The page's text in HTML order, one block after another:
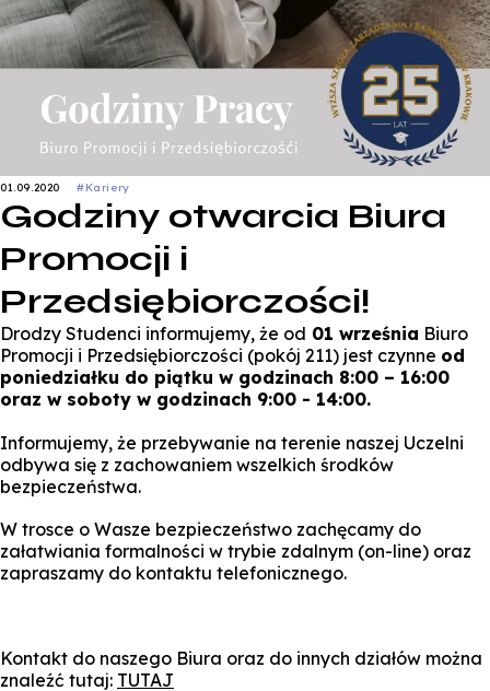
Biznes
Zapisz się na studia
01.09.2020 #Kariery
Godziny otwarcia Biura
Promocji i
Przedsiębiorczości!
Drodzy Studenci informujemy, że od 01 września Biuro
Promocji i Przedsiębiorczości (pokój 211) jest czynne od
poniedziałku do piątku w godzinach 8:00 – 16:00
oraz w soboty w godzinach 9:00 - 14:00.
Informujemy, że przebywanie na terenie naszej Uczelni
odbywa się z zachowaniem wszelkich środków
bezpieczeństwa.
W trosce o Wasze bezpieczeństwo zachęcamy do
załatwiania formalności w trybie zdalnym (on-line) oraz
zapraszamy do kontaktu telefonicznego.
Kontakt do naszego Biura oraz do innych działów można
znaleźć tutaj: TUTAJ